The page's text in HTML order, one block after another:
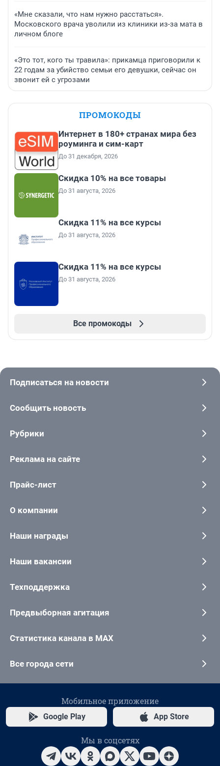
«Мне сказали, что нам нужно расстаться».
Московского врача уволили из клиники из-за мата в
личном блоге
«Это тот, кого ты травила»: прикамца приговорили к
22 годам за убийство семьи его девушки, сейчас он
звонит ей с угрозами
ПРОМОКОДЫ
Интернет в 180+ странах мира без
роуминга и сим-карт
До 31 декабря, 2026
Скидка 10% на все товары
До 31 августа, 2026
Скидка 11% на все курсы
До 31 августа, 2026
Скидка 11% на все курсы
До 31 августа, 2026
Все промокоды
Подписаться на новости
Сообщить новость
Рубрики
Реклама на сайте
Прайс-лист
О компании
Наши награды
Наши вакансии
Техподдержка
Предвыборная агитация
Статистика канала в MAX
Все города сети
Мобильное приложение
Google Play App Store
Мы в соцсетях